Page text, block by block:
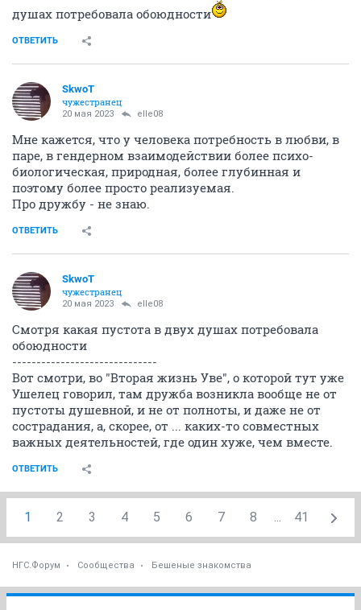
душах потребовала обоюдности
ОТВЕТИТЬ
SkwоT
чужестранец
20 мая 2023 elle08
Мне кажется, что у человека потребность в любви, в
паре, в гендерном взаимодействии более психо-
биологическая, природная, более глубинная и
поэтому более просто реализуемая.
Про дружбу - не знаю.
ОТВЕТИТЬ
SkwоT
чужестранец
20 мая 2023 elle08
Смотря какая пустота в двух душах потребовала
обоюдности
------------------------------
Вот смотри, во "Вторая жизнь Уве", о которой тут уже
Ушелец говорил, там дружба возникла вообще не от
пустоты душевной, и не от полноты, и даже не от
сострадания, а, скорее, от ... каких-то совместных
важных деятельностей, где один хуже, чем вместе.
ОТВЕТИТЬ
1 2 3 4 5 6 7 8 ... 41
НГС.Форум Сообщества Бешеные знакомства